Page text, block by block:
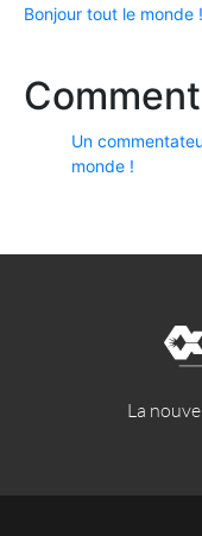
Bonjour tout le monde !
Un
monde !
La